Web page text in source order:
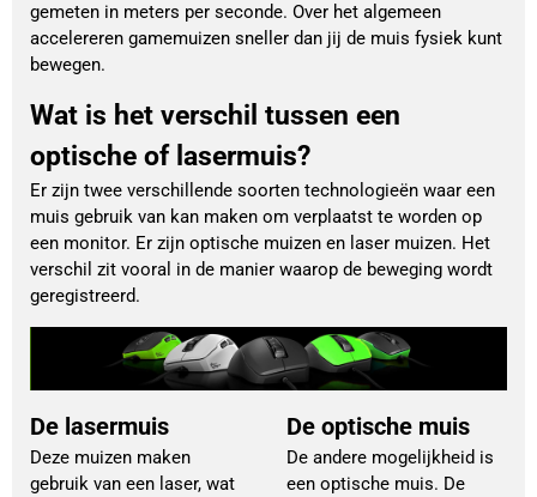
gemeten in meters per seconde. Over het algemeen
accelereren gamemuizen sneller dan jij de muis fysiek kunt
bewegen.
Wat is het verschil tussen een
optische of lasermuis?
Er zijn twee verschillende soorten technologieën waar een
muis gebruik van kan maken om verplaatst te worden op
een monitor. Er zijn optische muizen en laser muizen. Het
verschil zit vooral in de manier waarop de beweging wordt
geregistreerd.
De lasermuis
Deze muizen maken
gebruik van een laser, wat
De optische muis
De andere mogelijkheid is
een optische muis. De